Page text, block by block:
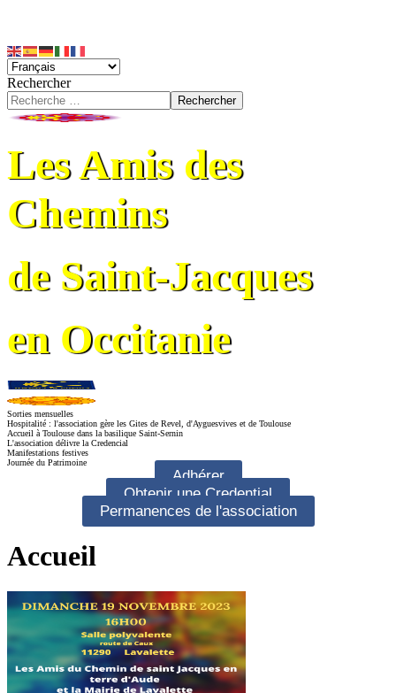
Rechercher
Rechercher
Les Amis des
Chemins
de Saint-Jacques
en Occitanie
Sorties mensuelles
Hospitalité : l'association gère les Gites de Revel, d'Ayguesvives et de Toulouse
Accueil à Toulouse dans la basilique Saint-Sernin
L'association délivre la Credencial
Manifestations festives
Journée du Patrimoine
Adhérer
Obtenir une Credential
Permanences de l'association
Accueil